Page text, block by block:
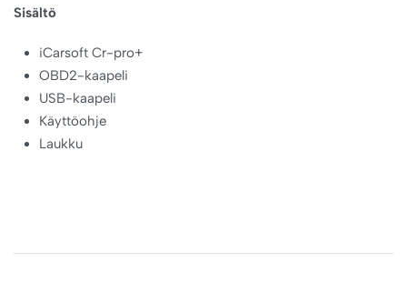
Sisältö
iCarsoft Cr-pro+
OBD2-kaapeli
USB-kaapeli
Käyttöohje
Laukku